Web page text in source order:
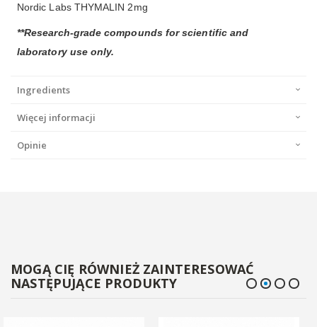
Nordic Labs THYMALIN 2mg
**Research-grade compounds for scientific and
laboratory use only.
Ingredients
Więcej informacji
Opinie
MOGĄ CIĘ RÓWNIEŻ ZAINTERESOWAĆ
NASTĘPUJĄCE PRODUKTY